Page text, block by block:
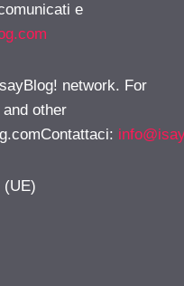
e
network. For
other
:
(UE)